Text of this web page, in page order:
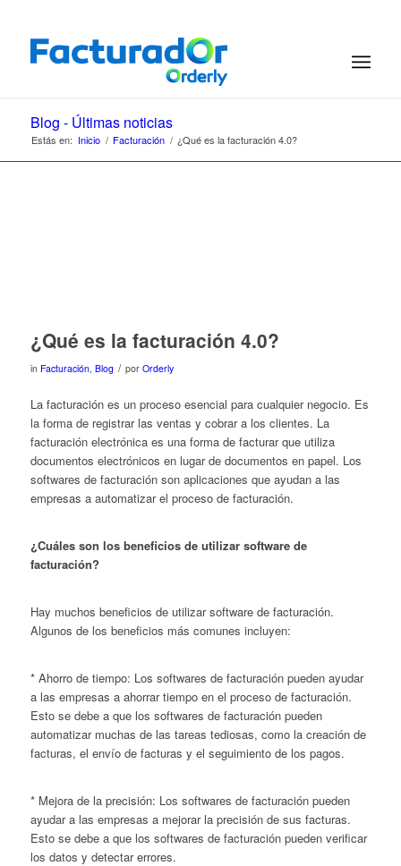
Blog - Últimas noticias
Estás en: Inicio / Facturación / ¿Qué es la facturación 4.0?
¿Qué es la facturación 4.0?
in Facturación, Blog / por Orderly
La facturación es un proceso esencial para cualquier negocio. Es
la forma de registrar las ventas y cobrar a los clientes. La
facturación electrónica es una forma de facturar que utiliza
documentos electrónicos en lugar de documentos en papel. Los
softwares de facturación son aplicaciones que ayudan a las
empresas a automatizar el proceso de facturación.
¿Cuáles son los beneficios de utilizar software de
facturación?
Hay muchos beneficios de utilizar software de facturación.
Algunos de los beneficios más comunes incluyen:
* Ahorro de tiempo: Los softwares de facturación pueden ayudar
a las empresas a ahorrar tiempo en el proceso de facturación.
Esto se debe a que los softwares de facturación pueden
automatizar muchas de las tareas tediosas, como la creación de
facturas, el envío de facturas y el seguimiento de los pagos.
* Mejora de la precisión: Los softwares de facturación pueden
ayudar a las empresas a mejorar la precisión de sus facturas.
Esto se debe a que los softwares de facturación pueden verificar
los datos y detectar errores.